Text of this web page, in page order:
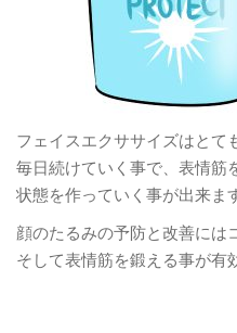
フェイスエクササイズはとて
毎日続けていく事で、表情筋
状態を作っていく事が出来ます
顔のたるみの予防と改善には
そして表情筋を鍛える事が有